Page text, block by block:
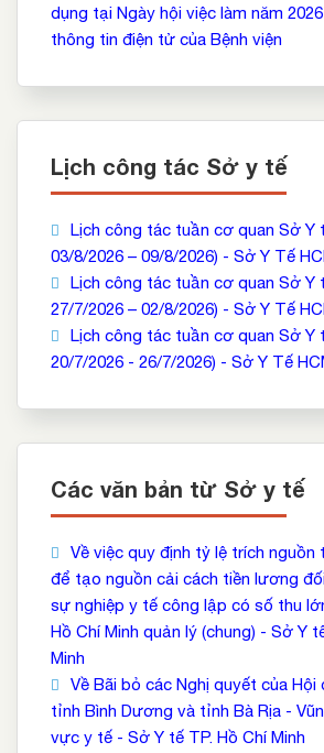
dụng tại Ngày hội việc làm năm
thông tin điện tử của Bệnh viện
Lịch công tác Sở y tế
Lịch công tác tuần cơ quan Sở Y
03/8/2026 – 09/8/2026) - Sở Y Tế
Lịch công tác tuần cơ quan Sở Y
27/7/2026 – 02/8/2026) - Sở Y Tế
Lịch công tác tuần cơ quan Sở Y
20/7/2026 - 26/7/2026) - Sở Y Tế
Các văn bản từ Sở y tế
Về việc quy định tỷ lệ trích
để tạo nguồn cải cách tiền lương
sự nghiệp y tế công lập có số thu
Hồ Chí Minh quản lý (chung) - Sở Y
Minh
Về Bãi bỏ các Nghị quyết của Hội
tỉnh Bình Dương và tỉnh Bà Rịa -
vực y tế - Sở Y tế TP. Hồ Chí Minh